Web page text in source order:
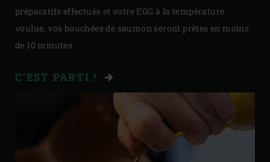
préparatifs effectués et votre EGG à la température
voulue, vos bouchées de saumon seront prêtes en moins
de 10 minutes.
C'EST PARTI !